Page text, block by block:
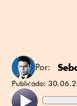
Por:
Publicado: